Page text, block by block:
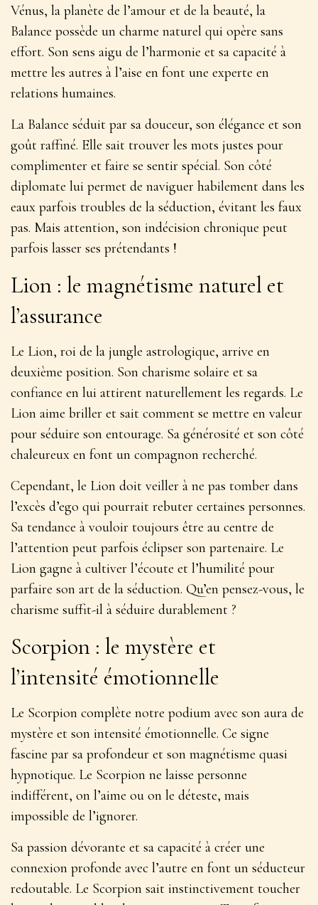
Vénus, la planète de l’amour et de la beauté, la
Balance possède un charme naturel qui opère sans
effort. Son sens aigu de l’harmonie et sa capacité à
mettre les autres à l’aise en font une experte en
relations humaines.
La Balance séduit par sa douceur, son élégance et son
goût raffiné. Elle sait trouver les mots justes pour
complimenter et faire se sentir spécial. Son côté
diplomate lui permet de naviguer habilement dans les
eaux parfois troubles de la séduction, évitant les faux
pas. Mais attention, son indécision chronique peut
parfois lasser ses prétendants !
Lion : le magnétisme naturel et
l’assurance
Le Lion, roi de la jungle astrologique, arrive en
deuxième position. Son charisme solaire et sa
confiance en lui attirent naturellement les regards. Le
Lion aime briller et sait comment se mettre en valeur
pour séduire son entourage. Sa générosité et son côté
chaleureux en font un compagnon recherché.
Cependant, le Lion doit veiller à ne pas tomber dans
l’excès d’ego qui pourrait rebuter certaines personnes.
Sa tendance à vouloir toujours être au centre de
l’attention peut parfois éclipser son partenaire. Le
Lion gagne à cultiver l’écoute et l’humilité pour
parfaire son art de la séduction. Qu’en pensez-vous, le
charisme suffit-il à séduire durablement ?
Scorpion : le mystère et
l’intensité émotionnelle
Le Scorpion complète notre podium avec son aura de
mystère et son intensité émotionnelle. Ce signe
fascine par sa profondeur et son magnétisme quasi
hypnotique. Le Scorpion ne laisse personne
indifférent, on l’aime ou on le déteste, mais
impossible de l’ignorer.
Sa passion dévorante et sa capacité à créer une
connexion profonde avec l’autre en font un séducteur
redoutable. Le Scorpion sait instinctivement toucher